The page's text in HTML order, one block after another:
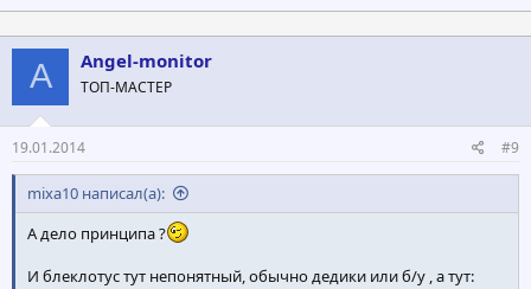
A Angel-monitor
ТОП-МАСТЕР
19.01.2014 #9
mixa10 написал(а):
А дело принципа ?
И блеклотус тут непонятный, обычно дедики или б/у , а тут: